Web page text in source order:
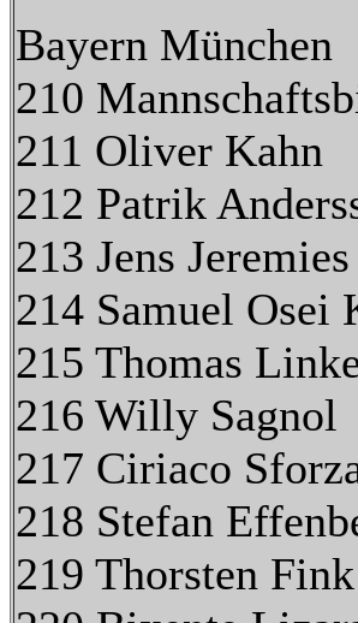
Bayern München
210
211 Oliver Kahn
212 Patrik
213 Jens Jeremies
214 Samuel Osei
215 Thomas
216 Willy Sagnol
217 Ciriaco
218 Stefan
219 Thorsten Fink